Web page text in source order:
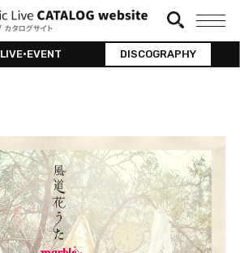
LIVE•EVENT DISCOGRAPHY